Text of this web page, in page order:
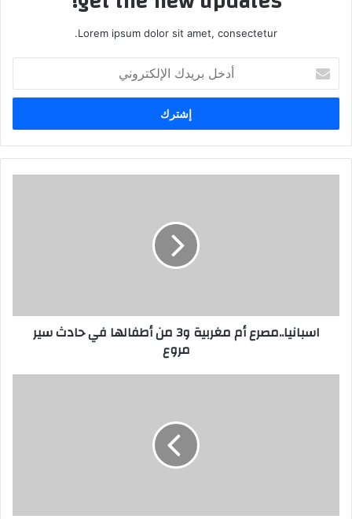
Lorem ipsum dolor sit amet, consectetur.
بريدك
الإلكتروني
اسبانيا..مصرع أم مغربية و3 من أطفالها في حادث سير
مروع